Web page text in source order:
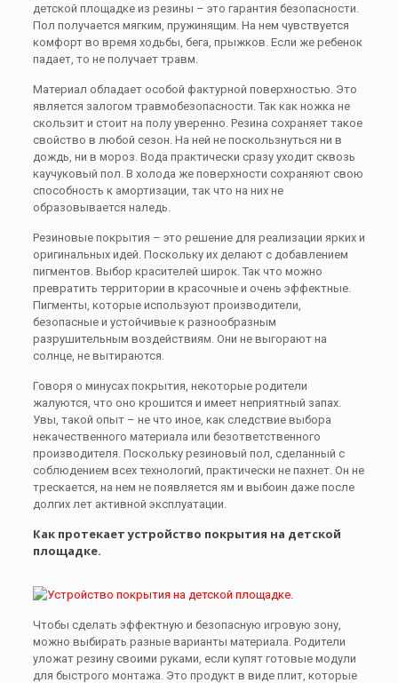
детской площадке из резины – это гарантия безопасности.
Пол получается мягким, пружинящим. На нем чувствуется
комфорт во время ходьбы, бега, прыжков. Если же ребенок
падает, то не получает травм.
Материал обладает особой фактурной поверхностью. Это
является залогом травмобезопасности. Так как ножка не
скользит и стоит на полу уверенно. Резина сохраняет такое
свойство в любой сезон. На ней не поскользнуться ни в
дождь, ни в мороз. Вода практически сразу уходит сквозь
каучуковый пол. В холода же поверхности сохраняют свою
способность к амортизации, так что на них не
образовывается наледь.
Резиновые покрытия – это решение для реализации ярких и
оригинальных идей. Поскольку их делают с добавлением
пигментов. Выбор красителей широк. Так что можно
превратить территории в красочные и очень эффектные.
Пигменты, которые используют производители,
безопасные и устойчивые к разнообразным
разрушительным воздействиям. Они не выгорают на
солнце, не вытираются.
Говоря о минусах покрытия, некоторые родители
жалуются, что оно крошится и имеет неприятный запах.
Увы, такой опыт – не что иное, как следствие выбора
некачественного материала или безответственного
производителя. Поскольку резиновый пол, сделанный с
соблюдением всех технологий, практически не пахнет. Он не
трескается, на нем не появляется ям и выбоин даже после
долгих лет активной эксплуатации.
Как протекает устройство покрытия на детской
площадке.
Чтобы сделать эффектную и безопасную игровую зону,
можно выбирать разные варианты материала. Родители
уложат резину своими руками, если купят готовые модули
для быстрого монтажа. Это продукт в виде плит, которые